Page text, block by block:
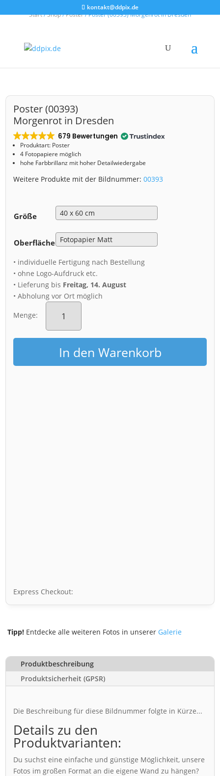
kontakt@ddpix.de
Start/Shop/Poster/ Poster (00393) Morgenrot in Dresden
Poster (00393)
Morgenrot in Dresden
679 Bewertungen
Produktart: Poster
4 Fotopapiere möglich
hohe Farbbrillanz mit hoher Detailwiedergabe
Weitere Produkte mit der Bildnummer:00393
Größe
Oberfläche
• individuelle Fertigung nach Bestellung
• ohne Logo-Aufdruck etc.
• Lieferung bis Freitag, 14. August
• Abholung vor Ort möglich
Menge:
Poster
(00393)
in
Dresden
MengeIn den Warenkorb
Express Checkout:
Tipp! Entdecke alle weiteren Fotos in unserer Galerie
Produktbeschreibung
Produktsicherheit (GPSR)
Die Beschreibung für diese Bildnummer folgte in Kürze...
Details zu den
Produktvarianten:
Du suchst eine einfache und günstige Möglichkeit, unsere
Fotos im großen Format an die eigene Wand zu hängen?